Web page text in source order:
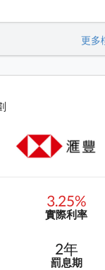
更多
3.25%
實際利率
2年
罰息期